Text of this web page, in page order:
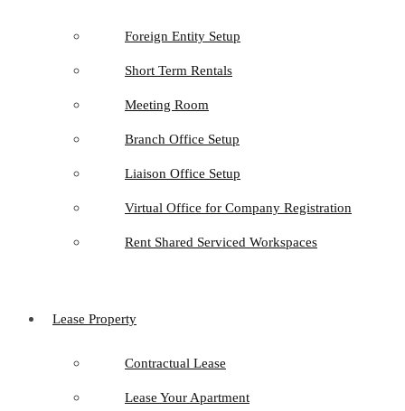
Foreign Entity Setup
Short Term Rentals
Meeting Room
Branch Office Setup
Liaison Office Setup
Virtual Office for Company Registration
Rent Shared Serviced Workspaces
Lease Property
Contractual Lease
Lease Your Apartment